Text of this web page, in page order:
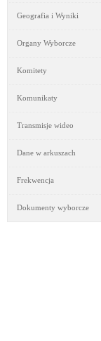
Geografia i Wyniki
Organy Wyborcze
Komitety
Komunikaty
Transmisje wideo
Dane w arkuszach
Frekwencja
Dokumenty wyborcze